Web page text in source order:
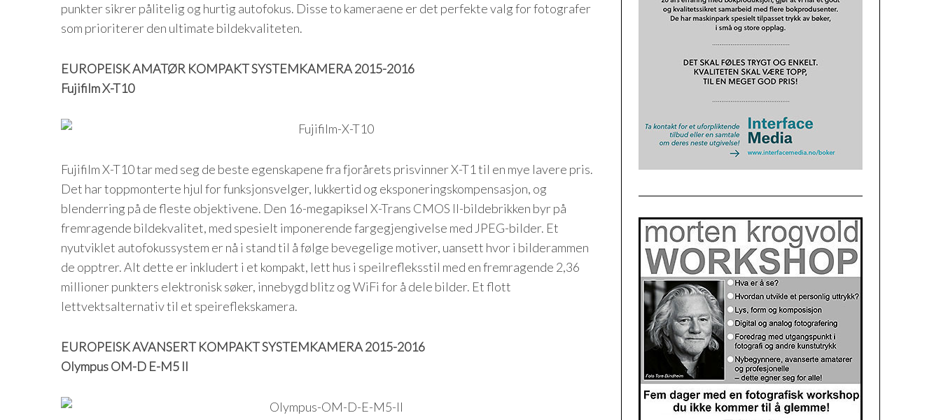
punkter sikrer pålitelig og hurtig autofokus. Disse to kameraene er det perfekte valg for fotografer
som prioriterer den ultimate bildekvaliteten.
EUROPEISK AMATØR KOMPAKT SYSTEMKAMERA 2015-2016
Fujifilm X-T10
Fujifilm X-T10 tar med seg de beste egenskapene fra fjorårets prisvinner X-T1 til en mye lavere pris.
Det har toppmonterte hjul for funksjonsvelger, lukkertid og eksponeringskompensasjon, og
blenderring på de fleste objektivene. Den 16-megapiksel X-Trans CMOS II-bildebrikken byr på
fremragende bildekvalitet, med spesielt imponerende fargegjengivelse med JPEG-bilder. Et
nyutviklet autofokussystem er nå i stand til å følge bevegelige motiver, uansett hvor i bilderammen
de opptrer. Alt dette er inkludert i et kompakt, lett hus i speilrefleksstil med en fremragende 2,36
millioner punkters elektronisk søker, innebygd blitz og WiFi for å dele bilder. Et flott
lettvektsalternativ til et speireflekskamera.
EUROPEISK AVANSERT KOMPAKT SYSTEMKAMERA 2015-2016
Olympus OM-D E-M5 II
c
f
o
r
: